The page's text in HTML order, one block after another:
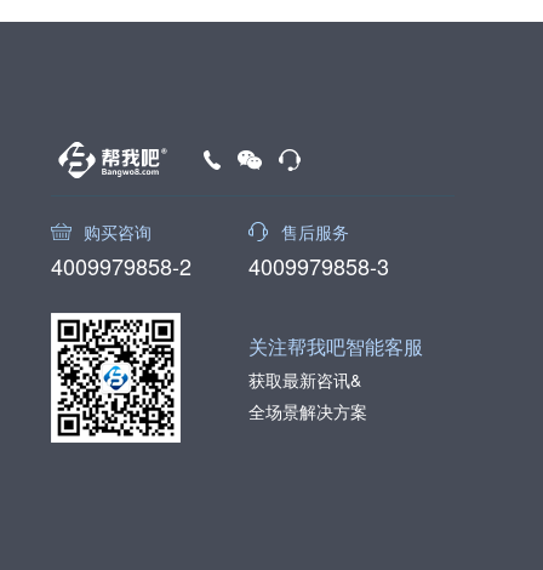
购买咨询
4009979858-2
售后服务
4009979858-3
关注帮我吧智能客服
获取最新咨讯&
全场景解决方案